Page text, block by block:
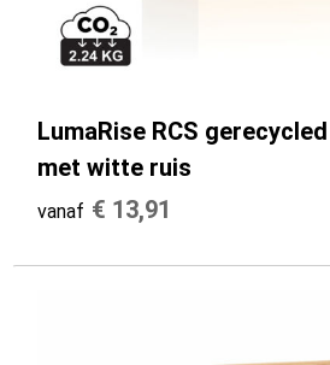
LumaRise RCS
met witte ruis
vanaf € 13,91